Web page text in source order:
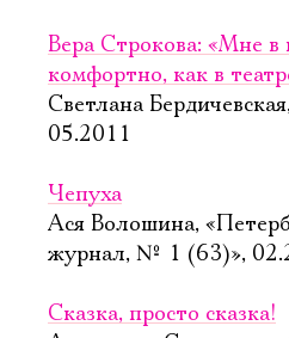
Вера Строкова: «Мне в
комфортно, как в
Светлана
05.2011
Чепуха
Ася Волошина,
журнал, № 1 (63)»,
Сказка, просто сказка!